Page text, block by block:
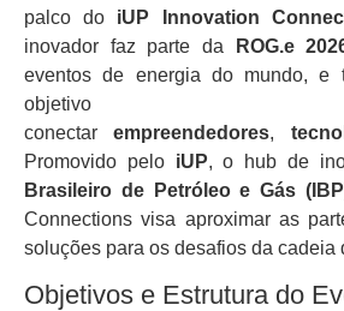
palco do iUP Innovation
inovador faz parte da
ROG.e
eventos de energia do mundo, e
objetivo
conectarempreendedores,
Promovido pelo iUP, o hub de
Brasileiro de Petróleo e Gás
Connections visa aproximar as
soluções para os desafios da cadeia
Objetivos e Estrutura do